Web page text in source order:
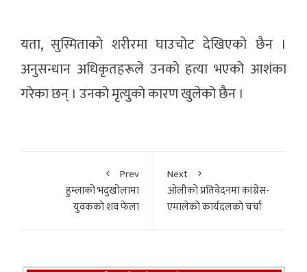
यता, सुस्मिताको शरीरमा घाउचोट देखिएको छैन ।
अनुसन्धान अधिकृतहरूले उनको हत्या भएको आशंका
गरेका छन् । उनको मृत्युको कारण खुलेको छैन ।
Prev
हुम्लाको भदुखोलामा
युवकको शव फेला
Next
ओलीको प्रतिवेदनमा कांग्रेस-
एमालेको कार्यदलको चर्चा